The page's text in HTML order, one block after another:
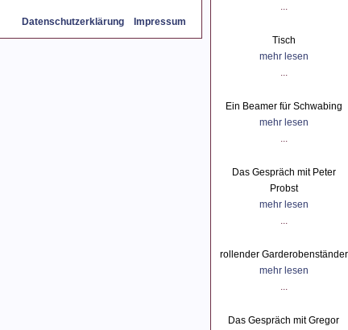
...
Tisch
mehr lesen
...
Ein Beamer für Schwabing
mehr lesen
...
Das Gespräch mit Peter
Probst
mehr lesen
...
rollender Garderobenständer
mehr lesen
...
Das Gespräch mit Gregor
Datenschutzerklärung Impressum